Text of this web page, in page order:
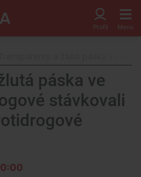
páska ve
stávkovali